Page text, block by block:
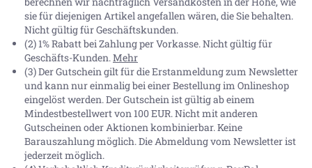
sie für diejenigen Artikel angefallen wären, die Sie behalten.
Nicht gültig für Geschäftskunden.
(2) 1% Rabatt bei Zahlung per Vorkasse. Nicht gültig für
Geschäfts-Kunden.Mehr
(3) Der Gutschein gilt für die Erstanmeldung zum Newsletter
und kann nur einmalig bei einer Bestellung im Onlineshop
eingelöst werden. Der Gutschein ist gültig ab einem
Mindestbestellwert von 100 EUR. Nicht mit anderen
Gutscheinen oder Aktionen kombinierbar. Keine
Barauszahlung möglich. Die Abmeldung vom Newsletter ist
jederzeit möglich.